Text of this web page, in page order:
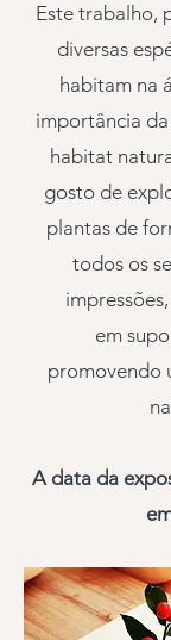
Este trabalho,
diversas
habitam na
importância
habitat
gosto de
plantas de
todos os
em
promovendo
A data da